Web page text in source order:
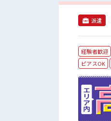
派遣
経験者歓迎
ピアスOK